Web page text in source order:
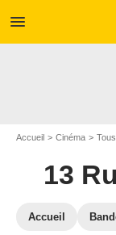
menu
Accueil Cinéma
13
Accueil